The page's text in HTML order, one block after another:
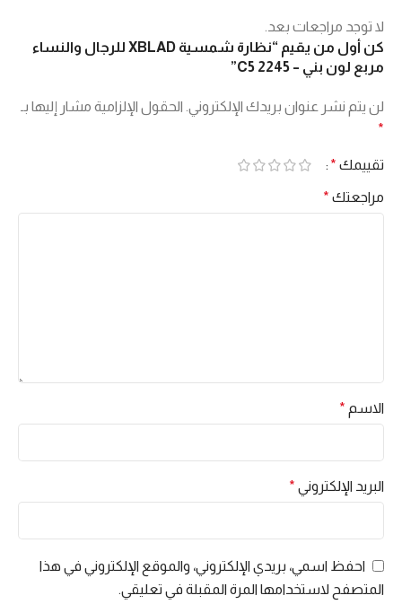
لا توجد مراجعات بعد.
كن أول من يقيم “نظارة شمسية XBLAD للرجال والنساء
مربع لون بني – 2245 C5”
لن يتم نشر عنوان بريدك الإلكتروني. الحقول الإلزامية مشار إليها بـ
*
تقييمك *
مراجعتك *
الاسم *
البريد الإلكتروني *
احفظ اسمي، بريدي الإلكتروني، والموقع الإلكتروني في هذا
المتصفح لاستخدامها المرة المقبلة في تعليقي.